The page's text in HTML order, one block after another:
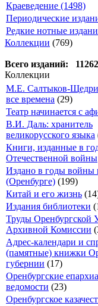
Краеведение (1498)
Периодические
Редкие нотные
Коллекции (769)
Всего изданий: 11262
Коллекции
М.Е. Салтыков-
все времена (29)
Театр начинается с
В.И. Даль: хранитель
великорусского языка
Книги, изданные в
Отечественной войны
Издано в годы войны
(Оренбурге) (199)
Китай и его жизнь
Издания библиотеки
Труды Оренбургской
Архивной Комиссии
Адрес-календари и
(памятные) книжки
губернии (17)
Оренбургские
ведомости (23)
Оренбургское